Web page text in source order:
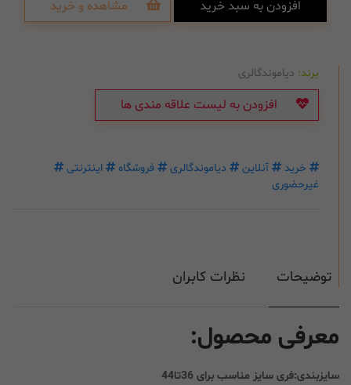
افزودن به سبد خرید مشاهده و خرید
برند: دیاموندگالری
افزودن به لیست علاقه مندی ها
خرید آنلاین دیاموندگالری فروشگاه
اینترنتی
غیرحضوری
توضیحات نظرات کابران
معرفی محصول:
سایزبندی:فری سایز مناسب برای 36تا44